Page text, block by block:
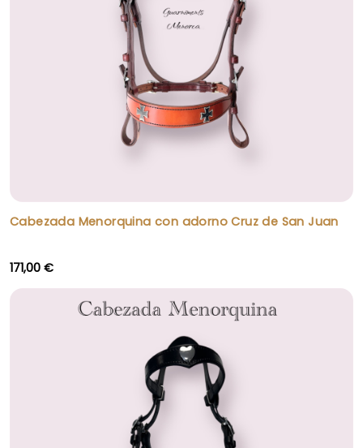
Cabezada Menorquina con adorno Cruz de San Juan
171,00 €